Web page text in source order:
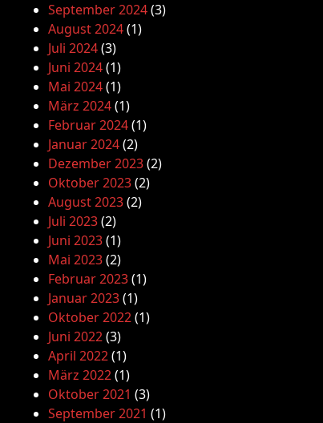
September 2024(3)
August 2024(1)
Juli 2024(3)
Juni 2024(1)
Mai 2024(1)
März 2024(1)
Februar 2024(1)
Januar 2024(2)
Dezember 2023(2)
Oktober 2023(2)
August 2023(2)
Juli 2023(2)
Juni 2023(1)
Mai 2023(2)
Februar 2023(1)
Januar 2023(1)
Oktober 2022(1)
Juni 2022(3)
April 2022(1)
März 2022(1)
Oktober 2021 (3)
September 2021 (1)